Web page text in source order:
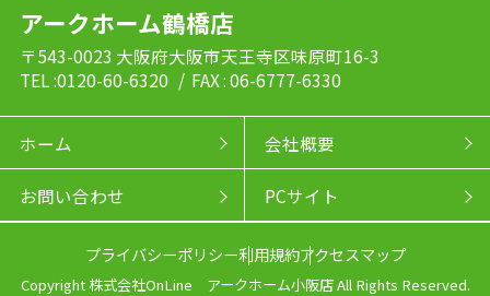
アークホーム鶴橋店
〒543-0023 大阪府大阪市天王寺区味原町16-3
TEL :0120-60-6320 / FAX : 06-6777-6330
ホーム 会社概要
お問い合わせ PCサイト
プライバシーポリシー利用規約アクセスマップ
Copyright 株式会社OnLine アークホーム小阪店 All Rights Reserved.